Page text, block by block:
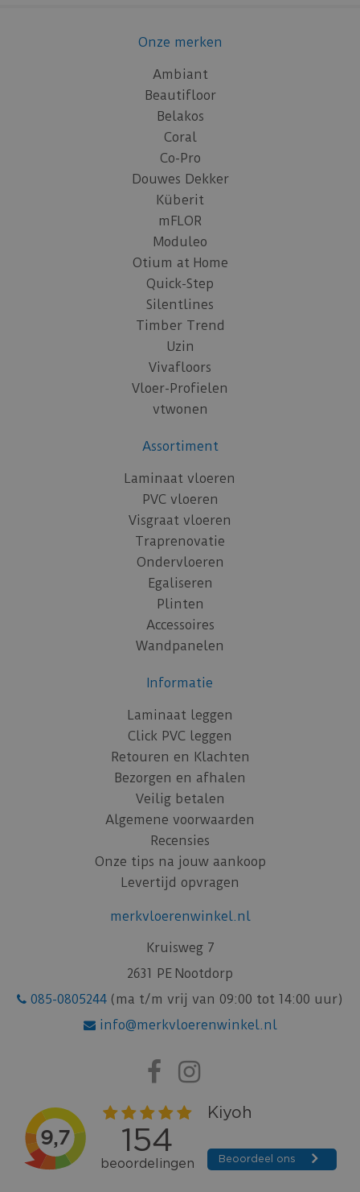
Onze merken
Ambiant
Beautifloor
Belakos
Coral
Co-Pro
Douwes Dekker
Küberit
mFLOR
Moduleo
Otium at Home
Quick-Step
Silentlines
Timber Trend
Uzin
Vivafloors
Vloer-Profielen
vtwonen
Assortiment
Laminaat vloeren
PVC vloeren
Visgraat vloeren
Traprenovatie
Ondervloeren
Egaliseren
Plinten
Accessoires
Wandpanelen
Informatie
Laminaat leggen
Click PVC leggen
Retouren en Klachten
Bezorgen en afhalen
Veilig betalen
Algemene voorwaarden
Recensies
Onze tips na jouw aankoop
Levertijd opvragen
merkvloerenwinkel.nl
Kruisweg 7
2631 PE Nootdorp
085-0805244 (ma t/m vrij van 09:00 tot 14:00 uur)
info@merkvloerenwinkel.nl